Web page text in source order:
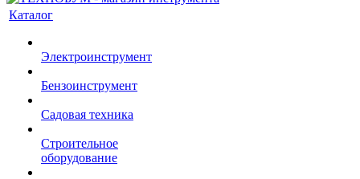
Каталог
Электроинструмент
Бензоинструмент
Садовая техника
Строительное
оборудование